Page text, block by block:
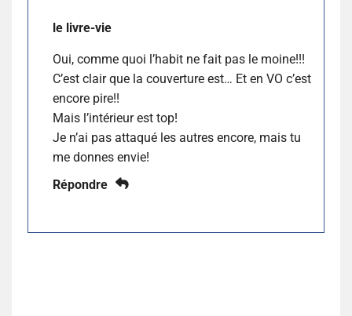
le livre-vie
Oui, comme quoi l’habit ne fait pas le moine!!!
C’est clair que la couverture est… Et en VO c’est
encore pire!!
Mais l’intérieur est top!
Je n’ai pas attaqué les autres encore, mais tu
me donnes envie!
Répondre